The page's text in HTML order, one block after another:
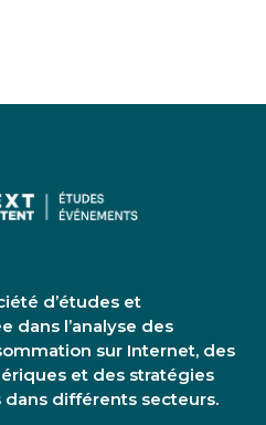
d’études et
dans l’analyse des
sur Internet, des
et des stratégies
différents secteurs.